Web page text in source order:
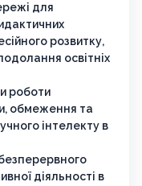
для
розвитку,
освітніх
роботи
обмеження та
інтелекту в
діяльності в